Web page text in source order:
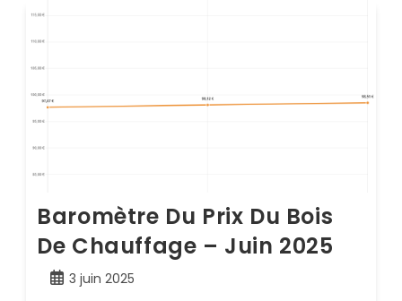
Baromètre Du Prix Du Bois
De Chauffage – Juin 2025
Publication
3 juin 2025